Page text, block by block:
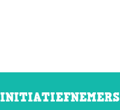
INITIATIEFNEMERS